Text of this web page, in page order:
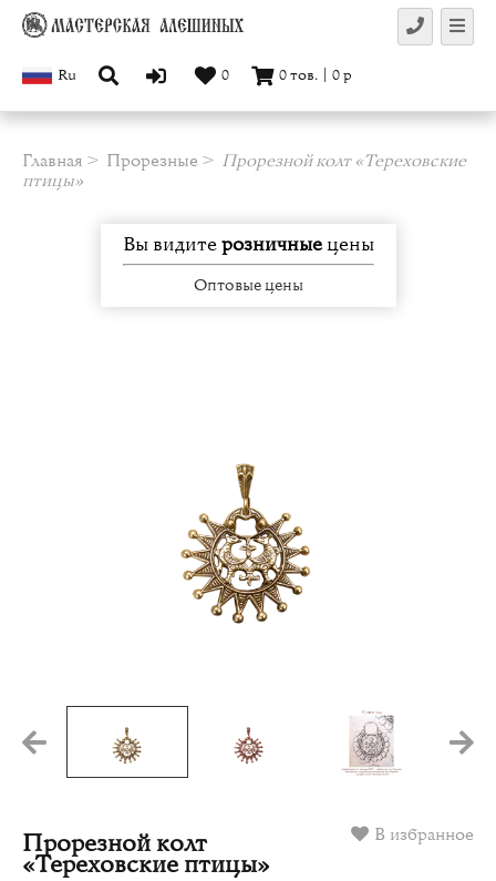
Ru 0 0тов. 0р
Главная Прорезные
Прорезной колт «Тереховские
птицы»
Вы видитерозничныецены
Оптовые цены
В избранное
Прорезной колт
«Тереховские птицы»